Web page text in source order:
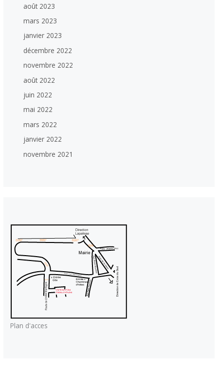
août 2023
mars 2023
janvier 2023
décembre 2022
novembre 2022
août 2022
juin 2022
mai 2022
mars 2022
janvier 2022
novembre 2021
Plan d'acces